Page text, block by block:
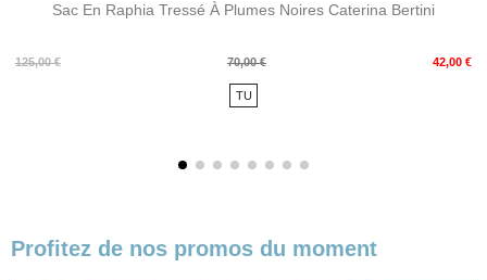
Sac En Raphia Tressé À Plumes Noires Caterina Bertini
125,00 €
Prix
70,00 € 42,00 €
Prix
TU
Profitez de nos promos du moment